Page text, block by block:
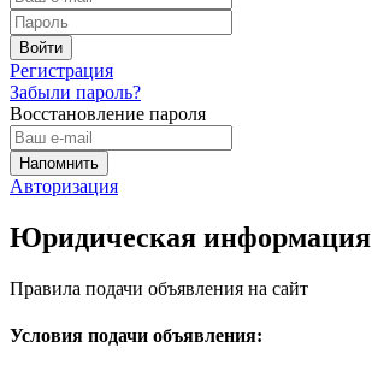
Регистрация
Забыли пароль?
Восстановление пароля
Авторизация
Юридическая информация
Правила подачи объявления на сайт
Условия подачи объявления: